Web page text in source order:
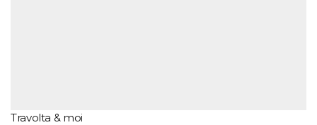
Travolta & moi